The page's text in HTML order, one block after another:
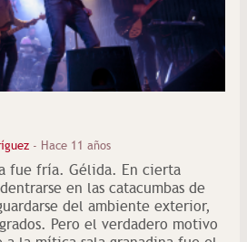
- Hace 11 años
fue fría. Gélida. En cierta
en las catacumbas de
del ambiente exterior,
Pero el verdadero motivo